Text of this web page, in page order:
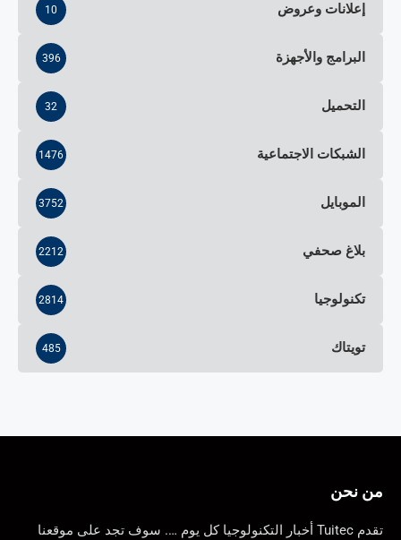
إعلانات وعروض 10
البرامج والأجهزة 396
التحميل 32
الشبكات الاجتماعية 1476
الموبايل 3752
بلاغ صحفي 2212
تكنولوجيا 2814
تويتاك 485
من نحن
تقدم Tuitec أخبار التكنولوجيا كل يوم …. سوف تجد على موقعنا